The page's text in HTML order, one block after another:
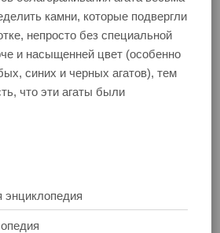
камни, которые подвергли
непросто без специальной
и насыщенней цвет (особенно
синих и черных агатов), тем
что эти агаты были